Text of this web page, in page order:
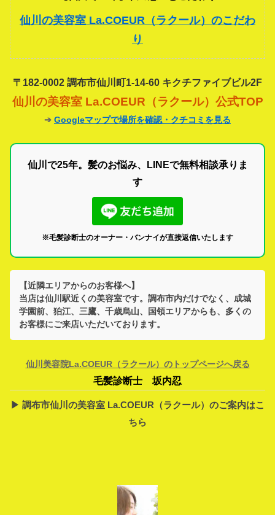
仙川の美容室 La.COEUR（ラクール）のこだわ
り
〒182-0002 調布市仙川町1-14-60 キクチファイブビル2F
仙川の美容室 La.COEUR（ラクール）公式TOP
➔ Googleマップで場所を確認・クチコミを見る
仙川で25年。髪のお悩み、LINEで無料相談承りま
す
※毛髪診断士のオーナー・バンナイが直接返信いたします
【近隣エリアからのお客様へ】
当店は仙川駅近くの美容室です。 調布市内だけでなく、 成城
学園前、狛江、三鷹、千歳烏山、国領エリアからも、多くの
お客様にご来店いただいております。
仙川美容院La.COEUR（ラクール）のトップページへ戻る
毛髪診断士 坂内忍
▶︎ 調布市仙川の美容室 La.COEUR（ラクール）のご案内はこ
ちら